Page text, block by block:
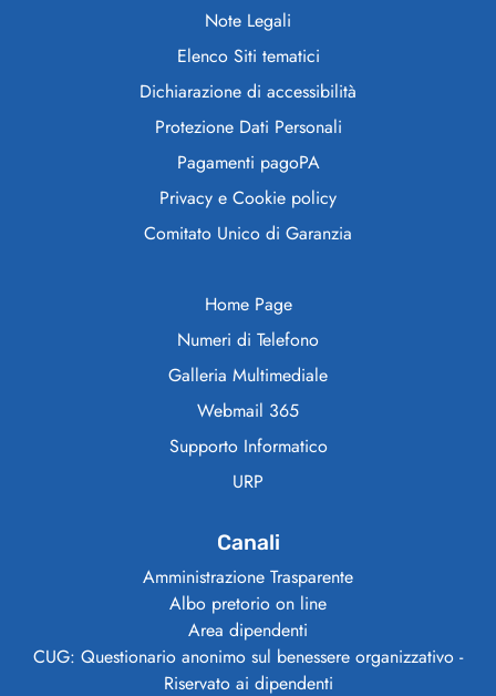
Note Legali
Elenco Siti tematici
Dichiarazione di accessibilità
Protezione Dati Personali
Pagamenti pagoPA
Privacy e Cookie policy
Comitato Unico di Garanzia
Home Page
Numeri di Telefono
Galleria Multimediale
Webmail 365
Supporto Informatico
URP
Canali
Amministrazione Trasparente
Albo pretorio on line
Area dipendenti
CUG: Questionario anonimo sul benessere organizzativo -
Riservato ai dipendenti